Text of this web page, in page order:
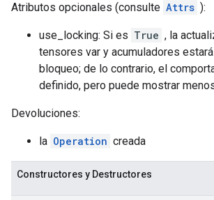
Atributos opcionales (consulte Attrs ):
use_locking: Si es True , la
tensores var y acumuladores
bloqueo; de lo contrario, el
definido, pero puede mostrar
Devoluciones:
la Operation creada
Constructores y Destructores